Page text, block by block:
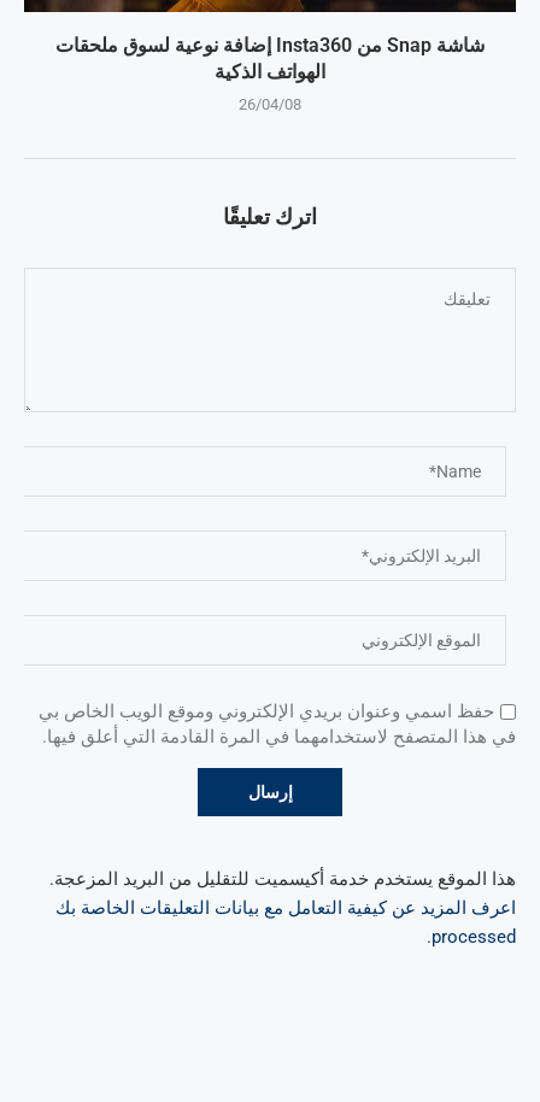
شاشة Snap من Insta360 إضافة نوعية لسوق ملحقات
الهواتف الذكية
26/04/08
اترك تعليقًا
حفظ اسمي وعنوان بريدي الإلكتروني وموقع الويب الخاص بي
في هذا المتصفح لاستخدامهما في المرة القادمة التي أعلق فيها.
هذا الموقع يستخدم خدمة أكيسميت للتقليل من البريد المزعجة.
اعرف المزيد عن كيفية التعامل مع بيانات التعليقات الخاصة بك
processed
.